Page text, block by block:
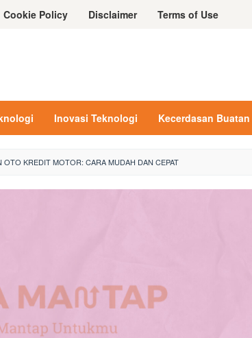
Cookie Policy Disclaimer Terms of Use
Inovasi Teknologi Kecerdasan Buatan
OTO KREDIT MOTOR: CARA MUDAH DAN CEPAT